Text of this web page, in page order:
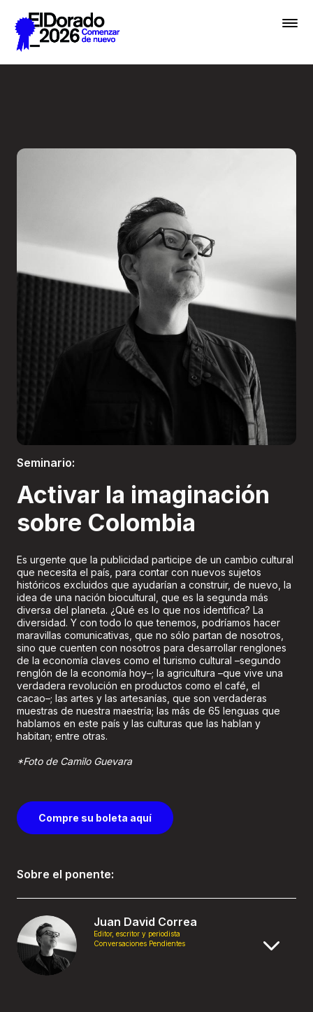
Saltar al contenido principal
Inscribir
Boletería
Seminario:
Activar la imaginación
sobre Colombia
Es urgente que la publicidad participe de un cambio cultural
que necesita el país, para contar con nuevos sujetos
históricos excluidos que ayudarían a construir, de nuevo, la
idea de una nación biocultural, que es la segunda más
diversa del planeta. ¿Qué es lo que nos identifica? La
diversidad. Y con todo lo que tenemos, podríamos hacer
maravillas comunicativas, que no sólo partan de nosotros,
sino que cuenten con nosotros para desarrollar renglones
de la economía claves como el turismo cultural –segundo
renglón de la economía hoy–; la agricultura –que vive una
verdadera revolución en productos como el café, el
cacao–; las artes y las artesanías, que son verdaderas
muestras de nuestra maestría; las más de 65 lenguas que
hablamos en este país y las culturas que las hablan y
habitan; entre otras.
*Foto de Camilo Guevara
Compre su boleta aquí
Sobre el ponente:
Juan David Correa
Editor, escritor y periodista
Conversaciones Pendientes